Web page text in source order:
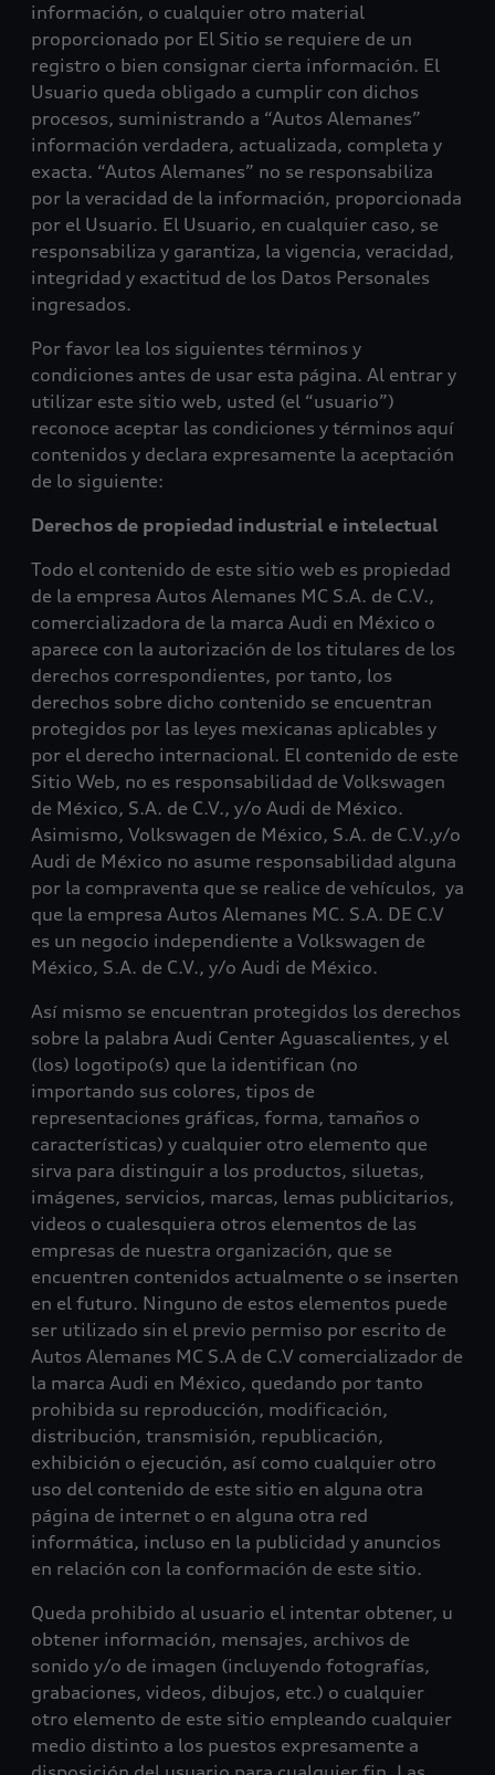
información, o cualquier otro material
proporcionado por El Sitio se requiere de un
registro o bien consignar cierta información. El
Usuario queda obligado a cumplir con dichos
procesos, suministrando a “Autos Alemanes”
información verdadera, actualizada, completa y
exacta. “Autos Alemanes” no se responsabiliza
por la veracidad de la información, proporcionada
por el Usuario. El Usuario, en cualquier caso, se
responsabiliza y garantiza, la vigencia, veracidad,
integridad y exactitud de los Datos Personales
ingresados.
Por favor lea los siguientes términos y
condiciones antes de usar esta página. Al entrar y
utilizar este sitio web, usted (el “usuario”)
reconoce aceptar las condiciones y términos aquí
contenidos y declara expresamente la aceptación
de lo siguiente:
Derechos de propiedad industrial e intelectual
Todo el contenido de este sitio web es propiedad
de la empresa Autos Alemanes MC S.A. de C.V.,
comercializadora de la marca Audi en México o
aparece con la autorización de los titulares de los
derechos correspondientes, por tanto, los
derechos sobre dicho contenido se encuentran
protegidos por las leyes mexicanas aplicables y
por el derecho internacional. El contenido de este
Sitio Web, no es responsabilidad de Volkswagen
de México, S.A. de C.V., y/o Audi de México.
Asimismo, Volkswagen de México, S.A. de C.V.,y/o
Audi de México no asume responsabilidad alguna
por la compraventa que se realice de vehículos, ya
que la empresa Autos Alemanes MC. S.A. DE C.V
es un negocio independiente a Volkswagen de
México, S.A. de C.V., y/o Audi de México.
Así mismo se encuentran protegidos los derechos
sobre la palabra Audi Center Aguascalientes, y el
(los) logotipo(s) que la identifican (no
importando sus colores, tipos de
representaciones gráficas, forma, tamaños o
características) y cualquier otro elemento que
sirva para distinguir a los productos, siluetas,
imágenes, servicios, marcas, lemas publicitarios,
videos o cualesquiera otros elementos de las
empresas de nuestra organización, que se
encuentren contenidos actualmente o se inserten
en el futuro. Ninguno de estos elementos puede
ser utilizado sin el previo permiso por escrito de
Autos Alemanes MC S.A de C.V comercializador de
la marca Audi en México, quedando por tanto
prohibida su reproducción, modificación,
distribución, transmisión, republicación,
exhibición o ejecución, así como cualquier otro
uso del contenido de este sitio en alguna otra
página de internet o en alguna otra red
informática, incluso en la publicidad y anuncios
en relación con la conformación de este sitio.
Queda prohibido al usuario el intentar obtener, u
obtener información, mensajes, archivos de
sonido y/o de imagen (incluyendo fotografías,
grabaciones, videos, dibujos, etc.) o cualquier
otro elemento de este sitio empleando cualquier
medio distinto a los puestos expresamente a